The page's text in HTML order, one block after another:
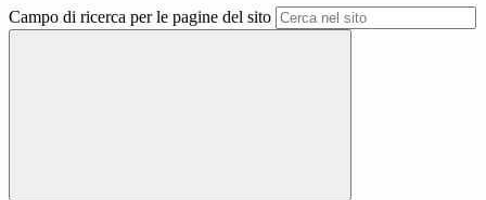
Campo di ricerca per le pagine del sito